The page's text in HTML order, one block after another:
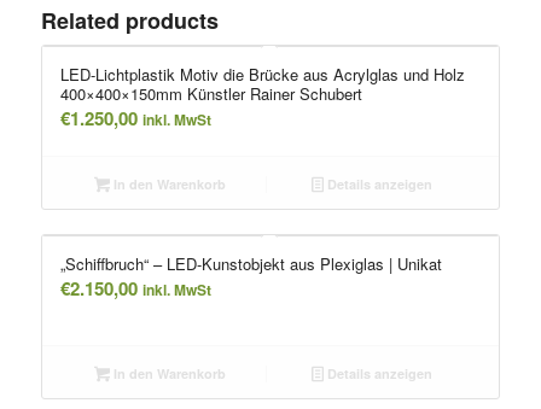
Related products
LED-Lichtplastik Motiv die Brücke aus Acrylglas und Holz
400×400×150mm Künstler Rainer Schubert
€1.250,00 inkl. MwSt
In den Warenkorb Details anzeigen
„Schiffbruch“ – LED-Kunstobjekt aus Plexiglas | Unikat
€2.150,00 inkl. MwSt
In den Warenkorb Details anzeigen